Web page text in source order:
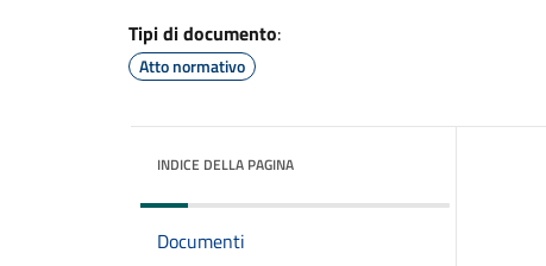
Tipi di documento:
Atto normativo
INDICE DELLA PAGINA
Documenti